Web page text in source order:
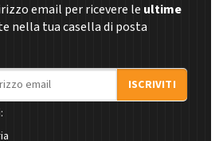
email per ricevere le ultime
nella tua casella di posta
ISCRIVITI